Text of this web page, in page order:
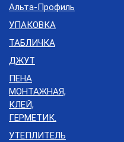
Альта-Профиль
УПАКОВКА
ТАБЛИЧКА
ДЖУТ
ПЕНА
МОНТАЖНАЯ,
КЛЕЙ,
ГЕРМЕТИК.
УТЕПЛИТЕЛЬ